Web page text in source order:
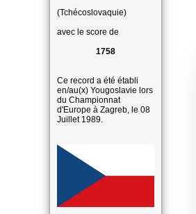
(Tchécoslovaquie)
avec le score de
1758
Ce record a été établi
en/au(x) Yougoslavie lors
du Championnat
d'Europe à Zagreb, le 08
Juillet 1989.